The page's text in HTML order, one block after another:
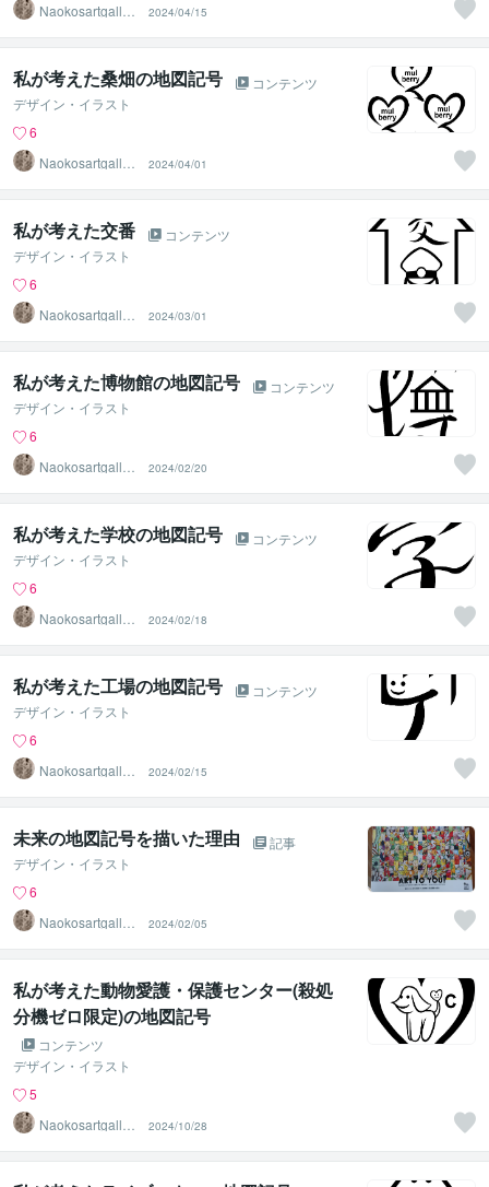
Naokosartgaller
2024/04/15
私が考えた桑畑の地図記号
コンテンツ
デザイン・イラスト
6
Naokosartgaller
2024/04/01
私が考えた交番
コンテンツ
デザイン・イラスト
6
Naokosartgaller
2024/03/01
私が考えた博物館の地図記号
コンテンツ
デザイン・イラスト
6
Naokosartgaller
2024/02/20
私が考えた学校の地図記号
コンテンツ
デザイン・イラスト
6
Naokosartgaller
2024/02/18
私が考えた工場の地図記号
コンテンツ
デザイン・イラスト
6
Naokosartgaller
2024/02/15
未来の地図記号を描いた理由
記事
デザイン・イラスト
6
Naokosartgaller
2024/02/05
私が考えた動物愛護・保護センター(殺処
分機ゼロ限定)の地図記号
コンテンツ
デザイン・イラスト
5
Naokosartgaller
2024/10/28